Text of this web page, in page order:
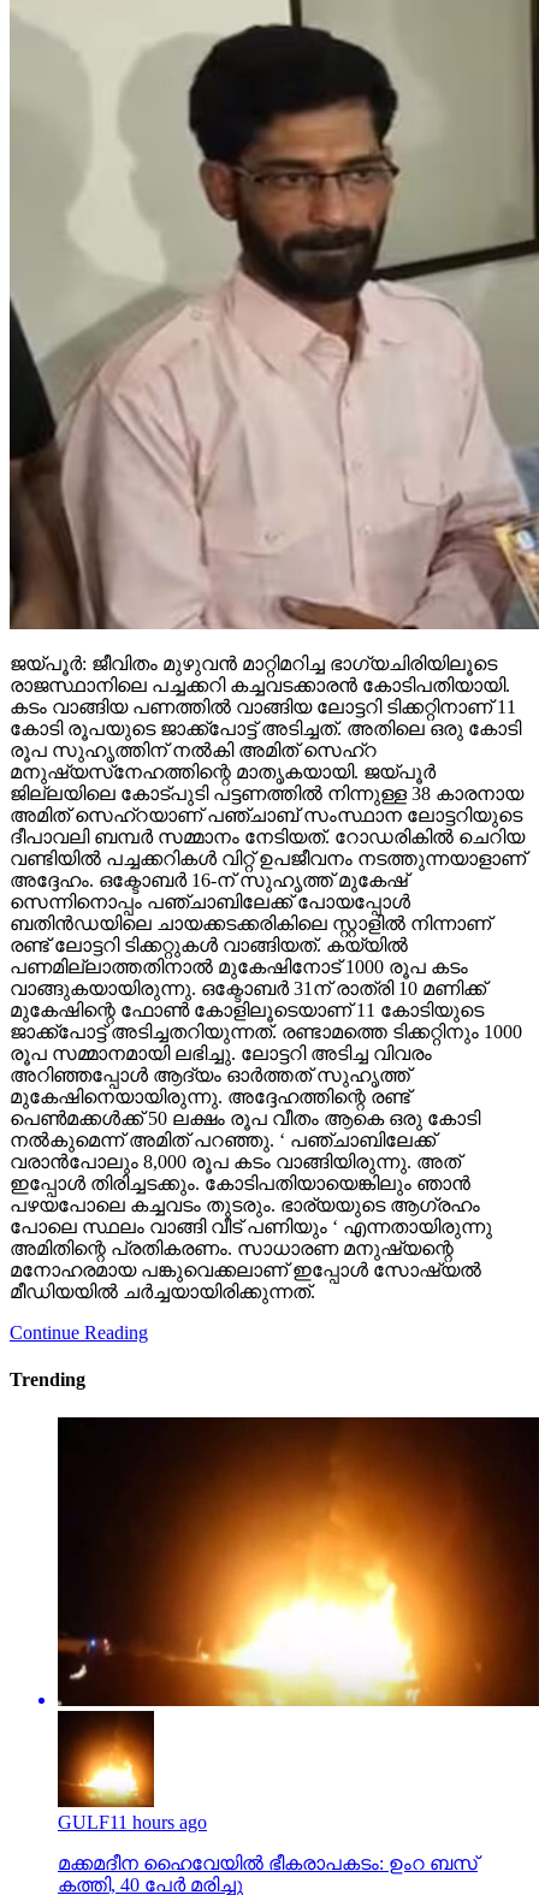
ജയ്പൂര്‍: ജീവിതം മുഴുവന്‍ മാറ്റിമറിച്ച ഭാഗ്യചിരിയിലൂടെ
രാജസ്ഥാനിലെ പച്ചക്കറി കച്ചവടക്കാരന്‍ കോടിപതിയായി.
കടം വാങ്ങിയ പണത്തില്‍ വാങ്ങിയ ലോട്ടറി ടിക്കറ്റിനാണ് 11
കോടി രൂപയുടെ ജാക്ക്‌പോട്ട് അടിച്ചത്. അതിലെ ഒരു കോടി
രൂപ സുഹൃത്തിന് നല്‍കി അമിത് സെഹ്‌റ
മനുഷ്യസ്‌നേഹത്തിന്റെ മാതൃകയായി. ജയ്പൂര്‍
ജില്ലയിലെ കോട്പുടി പട്ടണത്തില്‍ നിന്നുള്ള 38 കാരനായ
അമിത് സെഹ്‌റയാണ് പഞ്ചാബ് സംസ്ഥാന ലോട്ടറിയുടെ
ദീപാവലി ബമ്പര്‍ സമ്മാനം നേടിയത്. റോഡരികില്‍ ചെറിയ
വണ്ടിയില്‍ പച്ചക്കറികള്‍ വിറ്റ് ഉപജീവനം നടത്തുന്നയാളാണ്
അദ്ദേഹം. ഒക്ടോബര്‍ 16-ന് സുഹൃത്ത് മുകേഷ്
സെന്നിനൊപ്പം പഞ്ചാബിലേക്ക് പോയപ്പോള്‍
ബതിന്‍ഡയിലെ ചായക്കടക്കരികിലെ സ്റ്റാളില്‍ നിന്നാണ്
രണ്ട് ലോട്ടറി ടിക്കറ്റുകള്‍ വാങ്ങിയത്. കയ്യില്‍
പണമില്ലാത്തതിനാല്‍ മുകേഷിനോട് 1000 രൂപ കടം
വാങ്ങുകയായിരുന്നു. ഒക്ടോബര്‍ 31ന് രാത്രി 10 മണിക്ക്
മുകേഷിന്റെ ഫോണ്‍ കോളിലൂടെയാണ് 11 കോടിയുടെ
ജാക്ക്‌പോട്ട് അടിച്ചതറിയുന്നത്. രണ്ടാമത്തെ ടിക്കറ്റിനും 1000
രൂപ സമ്മാനമായി ലഭിച്ചു. ലോട്ടറി അടിച്ച വിവരം
അറിഞ്ഞപ്പോള്‍ ആദ്യം ഓര്‍ത്തത് സുഹൃത്ത്
മുകേഷിനെയായിരുന്നു. അദ്ദേഹത്തിന്റെ രണ്ട്
പെണ്‍മക്കള്‍ക്ക് 50 ലക്ഷം രൂപ വീതം ആകെ ഒരു കോടി
നല്‍കുമെന്ന് അമിത് പറഞ്ഞു. ‘ പഞ്ചാബിലേക്ക്
വരാന്‍പോലും 8,000 രൂപ കടം വാങ്ങിയിരുന്നു. അത്
ഇപ്പോള്‍ തിരിച്ചടക്കും. കോടിപതിയായെങ്കിലും ഞാന്‍
പഴയപോലെ കച്ചവടം തുടരും. ഭാര്യയുടെ ആഗ്രഹം
പോലെ സ്ഥലം വാങ്ങി വീട് പണിയും ‘ എന്നതായിരുന്നു
അമിതിന്റെ പ്രതികരണം. സാധാരണ മനുഷ്യന്റെ
മനോഹരമായ പങ്കുവെക്കലാണ് ഇപ്പോള്‍ സോഷ്യല്‍
മീഡിയയില്‍ ചര്‍ച്ചയായിരിക്കുന്നത്.
Continue Reading
Trending
GULF11 hours ago
മക്കമദീന ഹൈവേയില്‍ ഭീകരാപകടം: ഉംറ ബസ്
കത്തി, 40 പേര്‍ മരിച്ചു